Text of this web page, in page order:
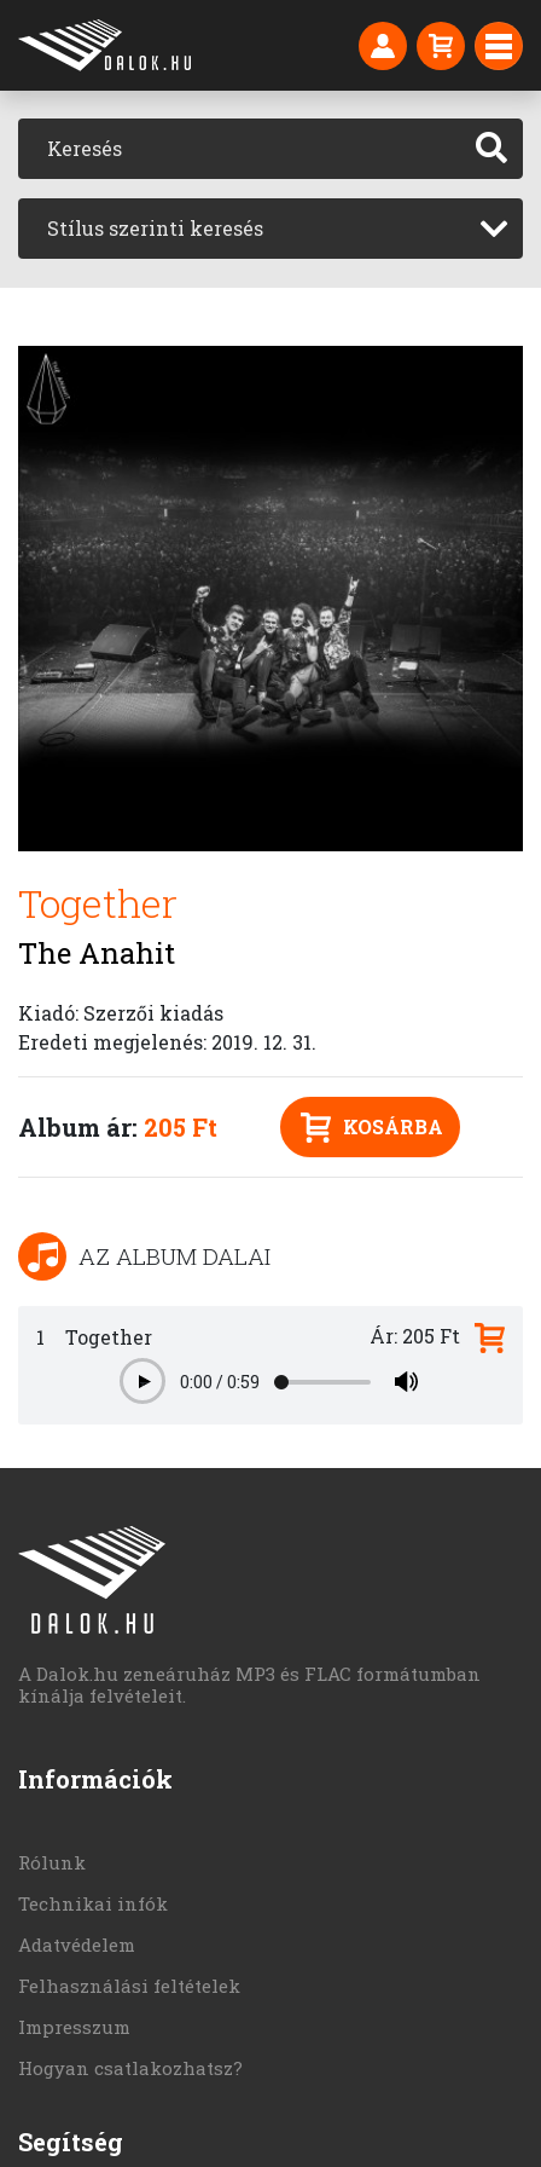
Stílus szerinti keresés
Together
The Anahit
Kiadó: Szerzői kiadás
Eredeti megjelenés: 2019. 12. 31.
Album ár: 205 Ft KOSÁRBA
AZ ALBUM DALAI
1 Together
Play0:00 /0:59
Ár: 205 Ft
A Dalok.hu zeneáruház MP3 és FLAC formátumban
kínálja felvételeit.
Információk
Rólunk
Technikai infók
Adatvédelem
Felhasználási feltételek
Impresszum
Hogyan csatlakozhatsz?
Segítség